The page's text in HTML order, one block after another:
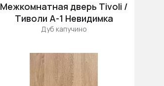
Межкомнатная дверь Tivoli /
Тиволи А-1 Невидимка
Дуб капучино